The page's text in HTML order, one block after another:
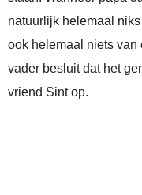
natuurlijk helemaal
ook helemaal niets
vader besluit dat het
vriend Sint op.